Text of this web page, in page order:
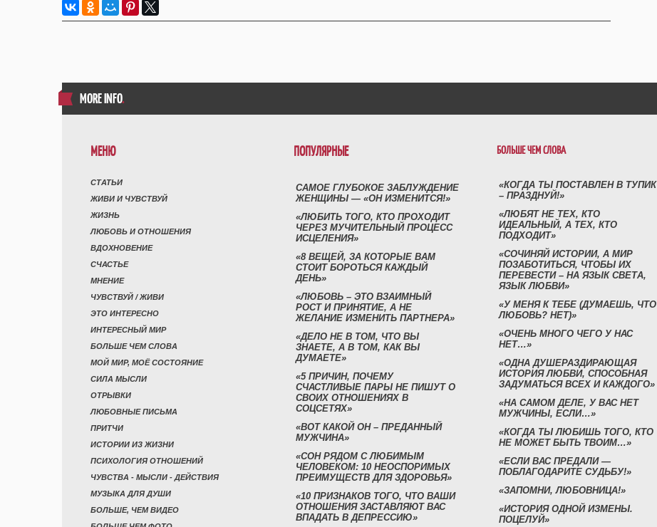
MORE INFO.
МЕНЮ
СТАТЬИ
ЖИВИ И ЧУВСТВУЙ
ЖИЗНЬ
ЛЮБОВЬ И ОТНОШЕНИЯ
ВДОХНОВЕНИЕ
СЧАСТЬЕ
МНЕНИЕ
ЧУВСТВУЙ / ЖИВИ
ЭТО ИНТЕРЕСНО
ИНТЕРЕСНЫЙ МИР
БОЛЬШЕ ЧЕМ СЛОВА
МОЙ МИР, МОЁ СОСТОЯНИЕ
СИЛА МЫСЛИ
ОТРЫВКИ
ЛЮБОВНЫЕ ПИСЬМА
ПРИТЧИ
ИСТОРИИ ИЗ ЖИЗНИ
ПСИХОЛОГИЯ ОТНОШЕНИЙ
ЧУВСТВА - МЫСЛИ - ДЕЙСТВИЯ
МУЗЫКА ДЛЯ ДУШИ
БОЛЬШЕ, ЧЕМ ВИДЕО
ПОПУЛЯРНЫЕ
САМОЕ ГЛУБОКОЕ ЗАБЛУЖДЕНИЕ
ЖЕНЩИНЫ — «ОН ИЗМЕНИТСЯ!»
«ЛЮБИТЬ ТОГО, КТО ПРОХОДИТ
ЧЕРЕЗ МУЧИТЕЛЬНЫЙ ПРОЦЕСС
ИСЦЕЛЕНИЯ»
«8 ВЕЩЕЙ, ЗА КОТОРЫЕ ВАМ
СТОИТ БОРОТЬСЯ КАЖДЫЙ
ДЕНЬ»
«ЛЮБОВЬ – ЭТО ВЗАИМНЫЙ
РОСТ И ПРИНЯТИЕ, А НЕ
ЖЕЛАНИЕ ИЗМЕНИТЬ ПАРТНЕРА»
«ДЕЛО НЕ В ТОМ, ЧТО ВЫ
ЗНАЕТЕ, А В ТОМ, КАК ВЫ
ДУМАЕТЕ»
«5 ПРИЧИН, ПОЧЕМУ
СЧАСТЛИВЫЕ ПАРЫ НЕ ПИШУТ О
СВОИХ ОТНОШЕНИЯХ В
СОЦСЕТЯХ»
«ВОТ КАКОЙ ОН – ПРЕДАННЫЙ
МУЖЧИНА»
«СОН РЯДОМ С ЛЮБИМЫМ
ЧЕЛОВЕКОМ: 10 НЕОСПОРИМЫХ
ПРЕИМУЩЕСТВ ДЛЯ ЗДОРОВЬЯ»
«10 ПРИЗНАКОВ ТОГО, ЧТО ВАШИ
ОТНОШЕНИЯ ЗАСТАВЛЯЮТ ВАС
ВПАДАТЬ В ДЕПРЕССИЮ»
БОЛЬШЕ ЧЕМ СЛОВА
«КОГДА ТЫ ПОСТАВЛЕН В ТУПИК
– ПРАЗДНУЙ!»
«ЛЮБЯТ НЕ ТЕХ, КТО
ИДЕАЛЬНЫЙ, А ТЕХ, КТО
ПОДХОДИТ»
«СОЧИНЯЙ ИСТОРИИ, А МИР
ПОЗАБОТИТЬСЯ, ЧТОБЫ ИХ
ПЕРЕВЕСТИ – НА ЯЗЫК СВЕТА,
ЯЗЫК ЛЮБВИ»
«У МЕНЯ К ТЕБЕ (ДУМАЕШЬ, ЧТО
ЛЮБОВЬ? НЕТ)»
«ОЧЕНЬ МНОГО ЧЕГО У НАС
НЕТ…»
«ОДНА ДУШЕРАЗДИРАЮЩАЯ
ИСТОРИЯ ЛЮБВИ, СПОСОБНАЯ
ЗАДУМАТЬСЯ ВСЕХ И КАЖДОГО»
«НА САМОМ ДЕЛЕ, У ВАС НЕТ
МУЖЧИНЫ, ЕСЛИ…»
«КОГДА ТЫ ЛЮБИШЬ ТОГО, КТО
НЕ МОЖЕТ БЫТЬ ТВОИМ…»
«ЕСЛИ ВАС ПРЕДАЛИ —
ПОБЛАГОДАРИТЕ СУДЬБУ!»
«ЗАПОМНИ, ЛЮБОВНИЦА!»
«ИСТОРИЯ ОДНОЙ ИЗМЕНЫ.
ПОЦЕЛУЙ»